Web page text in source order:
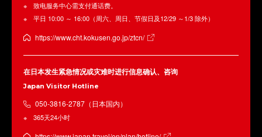
致电服务中心需支付通话费。
平日 10:00 ～ 16:00（周六、周日、节假日及12/29 ～1/3 除外）
https://www.cht.kokusen.go.jp/ztcn/
在日本发生紧急情况或灾难时进行信息确认、咨询
Japan Visitor Hotline
050-3816-2787（日本国内）
365天24小时